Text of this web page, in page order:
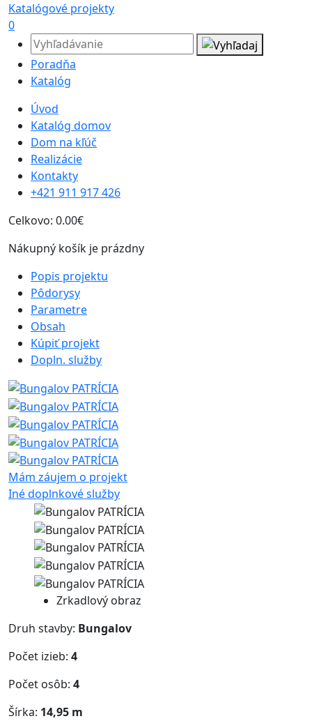
Katalógové projekty
0
Poradňa
Katalóg
Úvod
Katalóg domov
Dom na kľúč
Realizácie
Kontakty
+421 911 917 426
Celkovo: 0.00€
Nákupný košík je prázdny
Popis projektu
Pôdorysy
Parametre
Obsah
Kúpiť projekt
Dopln. služby
Mám záujem o projekt
Iné doplnkové služby
Zrkadlový obraz
Druh stavby: Bungalov
Počet izieb: 4
Počet osôb: 4
Šírka: 14,95 m